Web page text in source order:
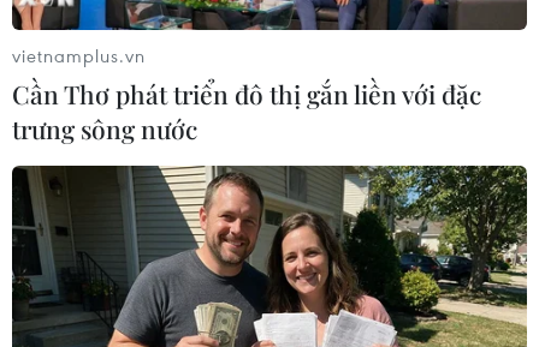
vietnamplus.vn
Cần Thơ phát triển đô thị gắn liền với đặc
trưng sông nước